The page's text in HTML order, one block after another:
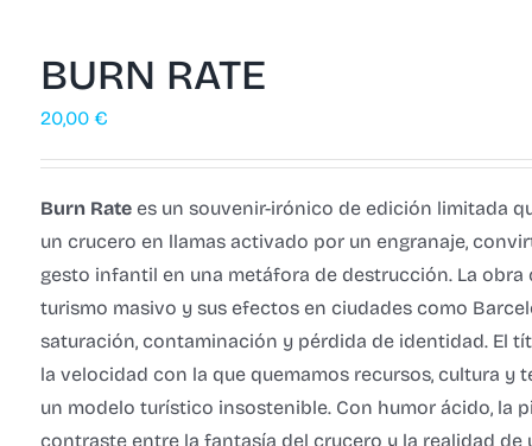
BURN RATE
20,00 €
Burn Rate es un souvenir-irónico de edición limitada
un crucero en llamas activado por un engranaje,
gesto infantil en una metáfora de destrucción. La obra
turismo masivo y sus efectos en ciudades como
saturación, contaminación y pérdida de identidad. El
la velocidad con la que quemamos recursos, cultura y
un modelo turístico insostenible. Con humor ácido, la
contraste entre la fantasía del crucero y la realidad de